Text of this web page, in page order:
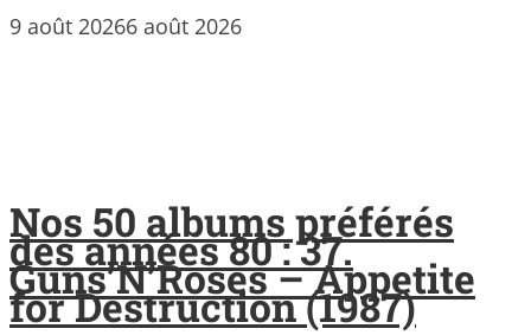
9 août 20266 août 2026
Nos 50 albums préférés
des années 80 : 37.
Guns’N’Roses – Appetite
for Destruction (1987)